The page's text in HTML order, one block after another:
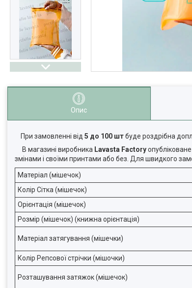
Опис
При замовленні від 5 до 100 штбуде роздрібна
В магазині виробника Lavasta Factory
змінами і своїми принтами або без. Для швидкого
Матеріал (мішечок)
Колір Сітка (мішечок)
Орієнтація (мішечок)
Розмір (мішечок) (книжна орієнтація)
Матеріал затягування (мішечки)
Колір Репсової стрічки (мішочки)
Розташування затяжок (мішечок)